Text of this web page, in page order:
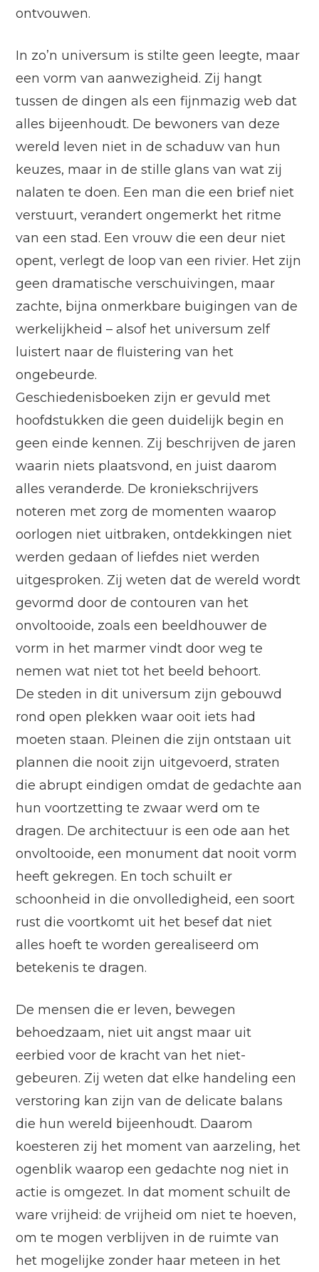
ontvouwen.
In zo’n universum is stilte geen leegte, maar
een vorm van aanwezigheid. Zij hangt
tussen de dingen als een fijnmazig web dat
alles bijeenhoudt. De bewoners van deze
wereld leven niet in de schaduw van hun
keuzes, maar in de stille glans van wat zij
nalaten te doen. Een man die een brief niet
verstuurt, verandert ongemerkt het ritme
van een stad. Een vrouw die een deur niet
opent, verlegt de loop van een rivier. Het zijn
geen dramatische verschuivingen, maar
zachte, bijna onmerkbare buigingen van de
werkelijkheid – alsof het universum zelf
luistert naar de fluistering van het
ongebeurde.
Geschiedenisboeken zijn er gevuld met
hoofdstukken die geen duidelijk begin en
geen einde kennen. Zij beschrijven de jaren
waarin niets plaatsvond, en juist daarom
alles veranderde. De kroniekschrijvers
noteren met zorg de momenten waarop
oorlogen niet uitbraken, ontdekkingen niet
werden gedaan of liefdes niet werden
uitgesproken. Zij weten dat de wereld wordt
gevormd door de contouren van het
onvoltooide, zoals een beeldhouwer de
vorm in het marmer vindt door weg te
nemen wat niet tot het beeld behoort.
De steden in dit universum zijn gebouwd
rond open plekken waar ooit iets had
moeten staan. Pleinen die zijn ontstaan uit
plannen die nooit zijn uitgevoerd, straten
die abrupt eindigen omdat de gedachte aan
hun voortzetting te zwaar werd om te
dragen. De architectuur is een ode aan het
onvoltooide, een monument dat nooit vorm
heeft gekregen. En toch schuilt er
schoonheid in die onvolledigheid, een soort
rust die voortkomt uit het besef dat niet
alles hoeft te worden gerealiseerd om
betekenis te dragen.
De mensen die er leven, bewegen
behoedzaam, niet uit angst maar uit
eerbied voor de kracht van het niet-
gebeuren. Zij weten dat elke handeling een
verstoring kan zijn van de delicate balans
die hun wereld bijeenhoudt. Daarom
koesteren zij het moment van aarzeling, het
ogenblik waarop een gedachte nog niet in
actie is omgezet. In dat moment schuilt de
ware vrijheid: de vrijheid om niet te hoeven,
om te mogen verblijven in de ruimte van
het mogelijke zonder haar meteen in het